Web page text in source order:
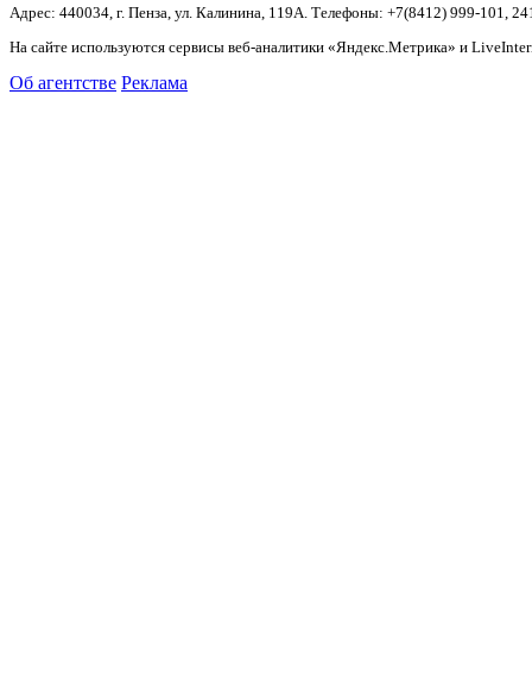
Адрес: 440034, г. Пенза, ул. Калинина, 119А. Телефоны: +7(8412) 999-101,
На сайте используются сервисы веб-аналитики «Яндекс.Метрика» и
Об агентстве Реклама